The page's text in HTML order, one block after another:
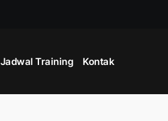
Jadwal Training Kontak